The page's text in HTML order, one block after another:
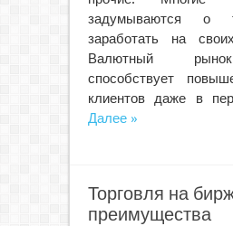
задумываются о
заработать на
Валютный
способствует
клиентов даже в
Далее »
Торговля на
преимущества